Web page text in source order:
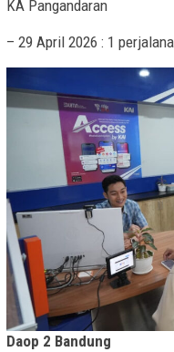
KA Pangandaran
– 29 April 2026 : 1
Daop 2 Bandung